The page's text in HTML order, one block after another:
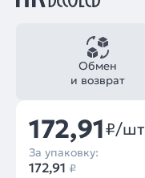
Обмен
и возврат
172,91₽/шт
За упаковку:
172,91 ₽